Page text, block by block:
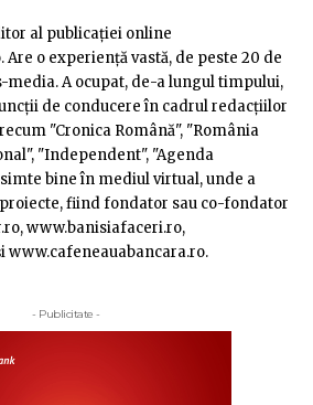
al publicaţiei online
o experienţă vastă, de peste 20 de
media. A ocupat, de-a lungul timpului,
de conducere în cadrul redacţiilor
"Cronica Română", "România
"Independent", "Agenda
bine în mediul virtual, unde a
fiind fondator sau co-fondator
www.banisiafaceri.ro,
www.cafeneauabancara.ro.
- Publicitate -